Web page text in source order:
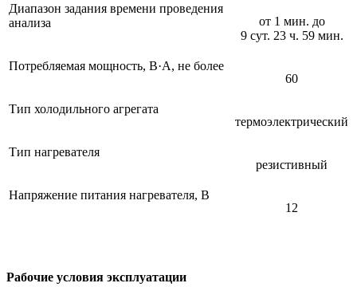
Диапазон задания времени проведения
анализа
от 1 мин. до
9 сут. 23 ч. 59 мин.
Потребляемая мощность, В·А, не более
60
Тип холодильного агрегата
термоэлектрический
Тип нагревателя
резистивный
Напряжение питания нагревателя, В
12
Рабочие условия эксплуатации